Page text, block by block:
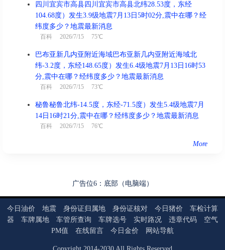
四川宜宾市高县四川宜宾市高县北纬28.53度，东经
104.68度）发生3.9级地震7月13日5时02分,震中在哪？经
纬度多少？地震最新消息
百科 2026/7/15 75℃
巴布亚新几内亚附近海域巴布亚新几内亚附近海域北
纬-3.2度，东经148.65度）发生6.4级地震7月13日16时53
分,震中在哪？经纬度多少？地震最新消息
百科 2026/7/15 73℃
秘鲁秘鲁北纬-14.5度，东经-71.5度）发生5.4级地震7月
14日16时21分,震中在哪？经纬度多少？地震最新消息
百科 2026/7/15 76℃
More
广告位6：底部（电脑端）
今日油价 地震 身份证归属地 身份证核对 今日猪价
车检计算
器
车牌属地 车管所查询 车牌选号 实时路况 违章代码
空气
PM值
在线留言 今日金价 网站导航